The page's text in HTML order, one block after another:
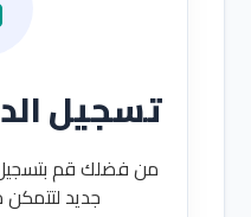
تسجيل
من فضلك قم
جديد